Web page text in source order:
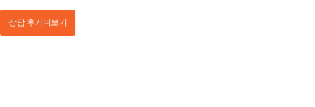
상담 후기 더보기